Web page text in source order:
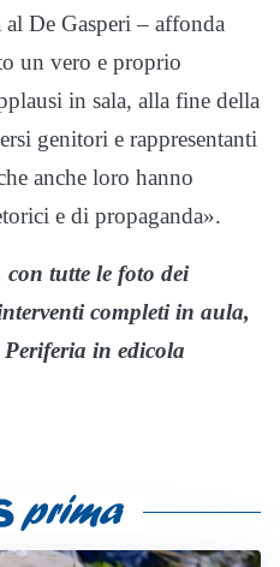
al De Gasperi – affonda
un vero e proprio
in sala, alla fine della
genitori e rappresentanti
anche loro hanno
e di propaganda».
tutte le foto dei
completi in aula,
in edicola